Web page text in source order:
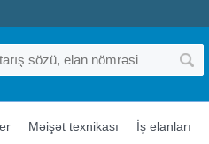
Məişət texnikası İş elanları